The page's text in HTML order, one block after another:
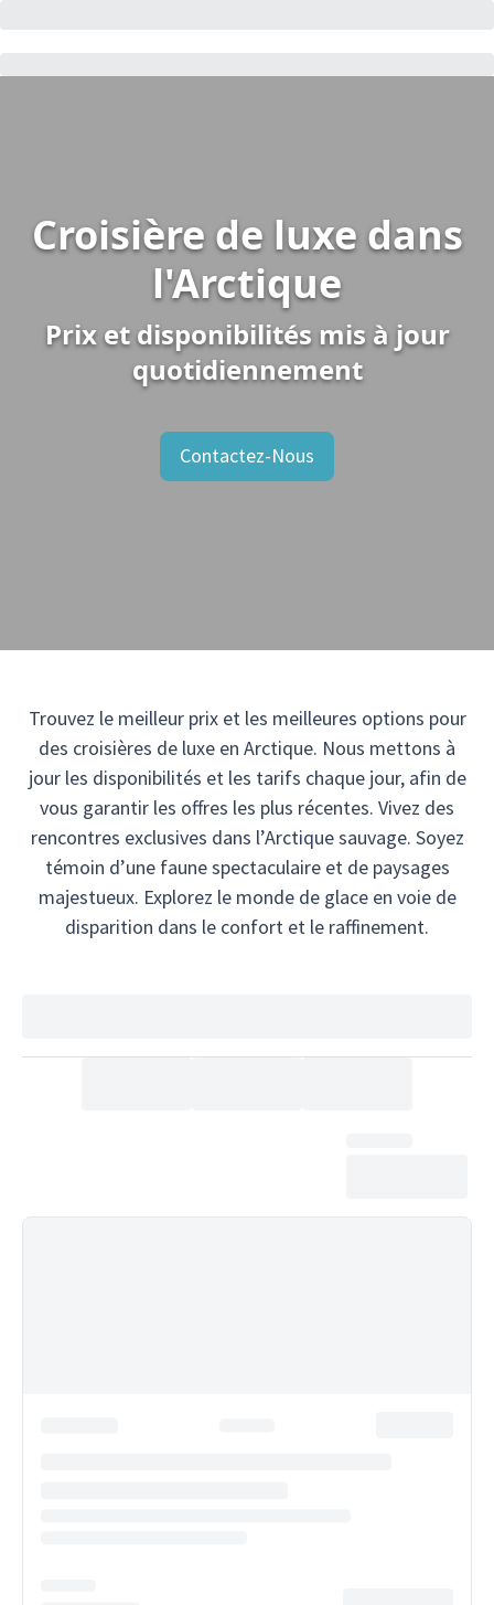
Croisière de luxe dans
l'Arctique
Prix et disponibilités mis à jour
quotidiennement
Contactez-Nous
Trouvez le meilleur prix et les meilleures options pour
des croisières de luxe en Arctique. Nous mettons à
jour les disponibilités et les tarifs chaque jour, afin de
vous garantir les offres les plus récentes. Vivez des
rencontres exclusives dans l’Arctique sauvage. Soyez
témoin d’une faune spectaculaire et de paysages
majestueux. Explorez le monde de glace en voie de
disparition dans le confort et le raffinement.